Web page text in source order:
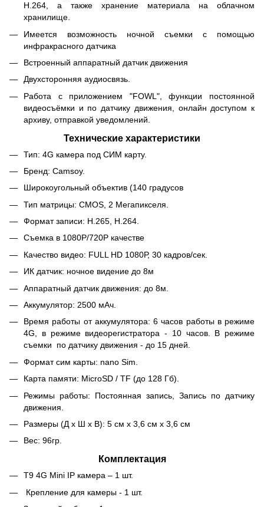
H.264, а также хранение материала на облачном
хранилище.
Имеется возможность ночной съемки с помощью
инфракрасного датчика
Встроенный аппаратный датчик движения
Двухсторонняя аудиосвязь.
Работа с приложением "FOWL", функции постоянной
видеосъёмки и по датчику движения, онлайн доступом к
архиву, отправкой уведомлений.
Технические характеристики
Тип: 4G камера под СИМ карту.
Бренд: Camsoy.
Широкоугольный объектив (140 градусов
Тип матрицы: CMOS, 2 Мегапикселя.
Формат записи: H.265, H.264.
Съемка в 1080P/720P качестве
Качество видео: FULL HD 1080Р, 30 кадров/сек.
ИК датчик: ночное видение до 8м
Аппаратный датчик движения: до 8м.
Аккумулятор: 2500 мАч.
Время работы от аккумулятора: 6 часов работы в режиме
4G, в режиме видеорегистратора - 10 часов. В режиме
съемки по датчику движения - до 15 дней.
Формат сим карты: nano Sim.
Карта памяти: MicroSD / TF (до 128 Гб).
Режимы работы: Постоянная запись, Запись по датчику
движения.
Размеры (Д х Ш х В): 5 см х 3,6 см х 3,6 см
Вес: 96гр.
Комплектация
T9 4G Mini IP камера – 1 шт.
Крепление для камеры - 1 шт.